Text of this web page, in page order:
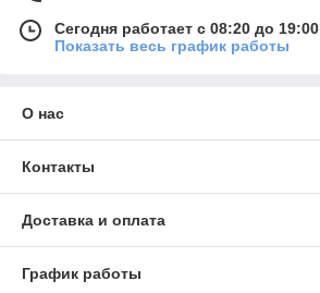
Сегодня работает с 08:20 до 19:00
Показать весь график работы
О нас
Контакты
Доставка и оплата
График работы